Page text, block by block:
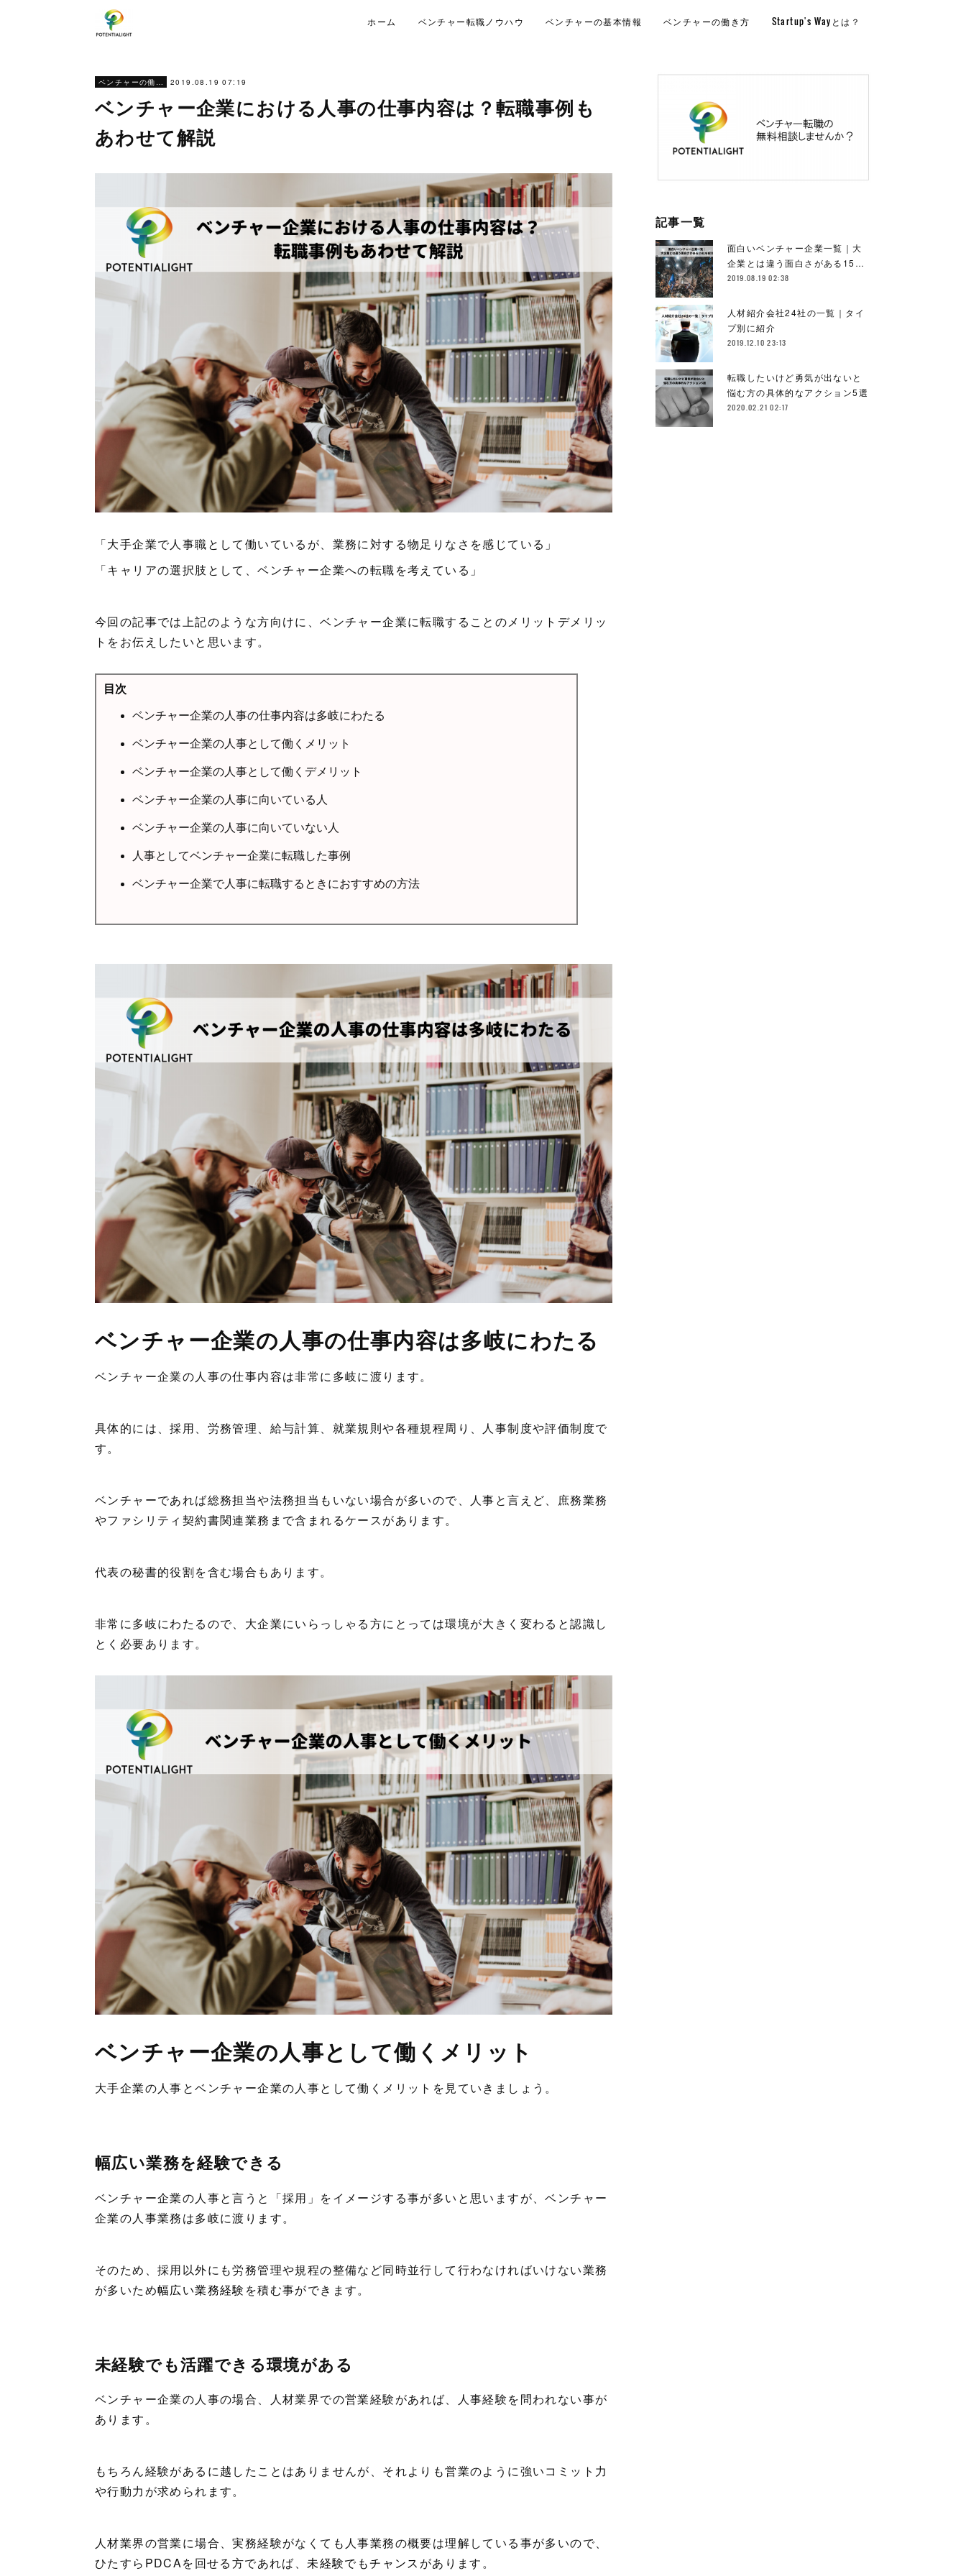
ホーム ベンチャー転職ノウハウ ベンチャーの基本情報 ベンチャーの働き方 Startup's Wayとは？
ベンチャーの働き方 2019.08.19 07:19
ベンチャー企業における人事の仕事内容は？転職事例も
あわせて解説
「大手企業で人事職として働いているが、業務に対する物足りなさを感じている」
「キャリアの選択肢として、ベンチャー企業への転職を考えている」
今回の記事では上記のような方向けに、ベンチャー企業に転職することのメリットデメリッ
トをお伝えしたいと思います。
ベンチャー企業の人事の仕事内容は多岐にわたる
ベンチャー企業の人事の仕事内容は非常に多岐に渡ります。
具体的には、採用、労務管理、給与計算、就業規則や各種規程周り、人事制度や評価制度で
す。
ベンチャーであれば総務担当や法務担当もいない場合が多いので、人事と言えど、庶務業務
やファシリティ契約書関連業務まで含まれるケースがあります。
代表の秘書的役割を含む場合もあります。
非常に多岐にわたるので、大企業にいらっしゃる方にとっては環境が大きく変わると認識し
とく必要あります。
ベンチャー企業の人事として働くメリット
大手企業の人事とベンチャー企業の人事として働くメリットを見ていきましょう。
幅広い業務を経験できる
ベンチャー企業の人事と言うと「採用」をイメージする事が多いと思いますが、ベンチャー
企業の人事業務は多岐に渡ります。
そのため、採用以外にも労務管理や規程の整備など同時並行して行わなければいけない業務
が多いため幅広い業務経験 を積む事ができます。
未経験でも活躍できる環境がある
ベンチャー企業の人事の場合、人材業界での営業経験があれば、人事経験を問われない事が
あります。
もちろん経験があるに越したことはありませんが、それよりも営業のように強いコミット力
や行動力が求められます。
人材業界の営業に場合、実務経験がなくても人事業務の概要は理解している事が多いので、
ひたすらPDCAを回せる方であれば、未経験でもチャンス があります。
記事一覧
面白いベンチャー企業一覧｜大
企業とは違う面白さがある15…
2019.08.19 02:38
人材紹介会社24社の一覧｜タイ
プ別に紹介
2019.12.10 23:13
転職したいけど勇気が出ないと
悩む方の具体的なアクション5選
2020.02.21 02:17